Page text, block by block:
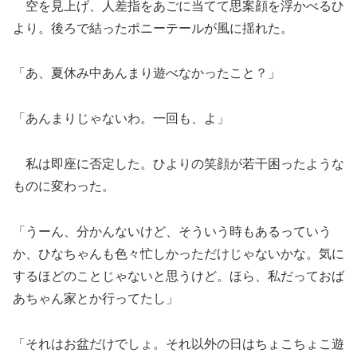
空を見上げ、人差指をあごに当てて思案顔を浮かべるひ
より。後ろで結ったポニーテールが風に揺れた。
「あ、夏休み中あんまり遊べなかったこと？」
「あんまりじゃないわ。一回も、よ」
私は即座に否定した。ひよりの笑顔が若干困ったような
ものに変わった。
「うーん、分かんないけど、そういう時もあるっていう
か、ひなちゃんも色々忙しかっただけじゃないかな。気に
するほどのことじゃないと思うけど。ほら、私だっておば
あちゃん家とか行ってたし」
「それはお盆だけでしょ。それ以外の日はちょこちょこ遊